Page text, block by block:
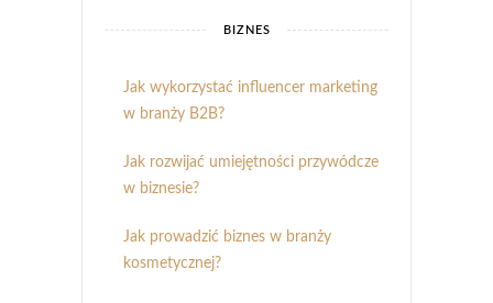
BIZNES
Jak wykorzystać influencer marketing
w branży B2B?
Jak rozwijać umiejętności przywódcze
w biznesie?
Jak prowadzić biznes w branży
kosmetycznej?